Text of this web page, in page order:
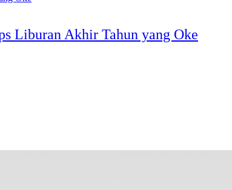
Liburan Akhir Tahun yang Oke